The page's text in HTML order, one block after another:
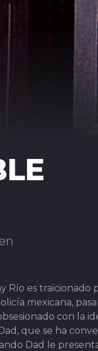
Río es traicionado
mexicana,
con la
que se ha
Dad le